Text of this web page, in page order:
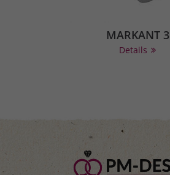
MARKANT 3
Details